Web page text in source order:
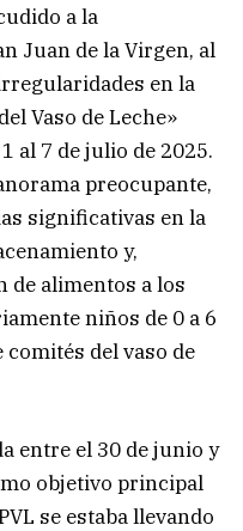
a la
Juan de la Virgen, al
en la
Vaso de Leche»
al 7 de julio de 2025.
preocupante,
significativas en la
y,
alimentos a los
niños de 0 a 6
del vaso de
entre el 30 de junio y
objetivo principal
se estaba llevando